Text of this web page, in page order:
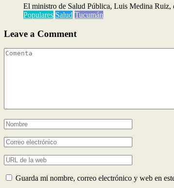
El ministro de Salud Pública, Luis Medina Ruiz,
Populares Salud Tucumán
Leave a Comment
Guarda mi nombre, correo electrónico y web en